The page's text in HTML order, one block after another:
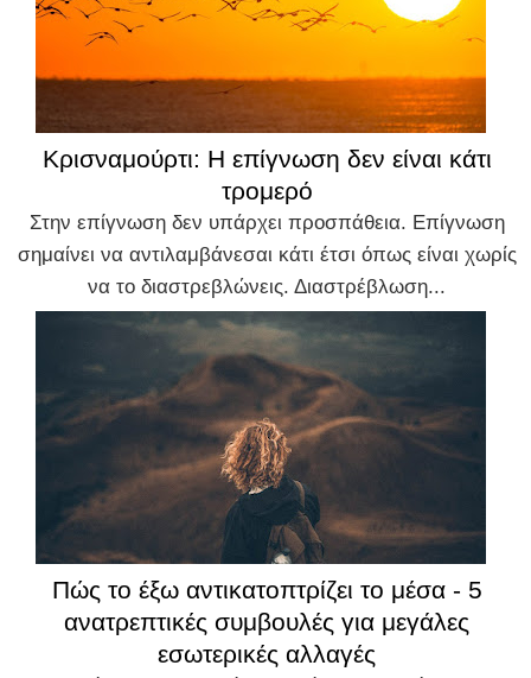
Κρισναμούρτι: Η επίγνωση δεν είναι κάτι
τρομερό
Στην επίγνωση δεν υπάρχει προσπάθεια. Επίγνωση
σημαίνει να αντιλαμβάνεσαι κάτι έτσι όπως είναι χωρίς
να το διαστρεβλώνεις. Διαστρέβλωση...
Πώς το έξω αντικατοπτρίζει το μέσα - 5
ανατρεπτικές συμβουλές για μεγάλες
εσωτερικές αλλαγές